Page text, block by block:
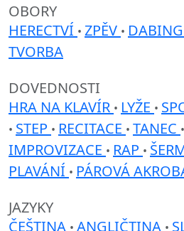
OBORY
HERECTVÍ • ZPĚV • DABING
TVORBA
DOVEDNOSTI
HRA NA KLAVÍR • LYŽE •
• STEP • RECITACE • TANEC •
IMPROVIZACE • RAP •
PLAVÁNÍ • PÁROVÁ
JAZYKY
ČEŠTINA • ANGLIČTINA •